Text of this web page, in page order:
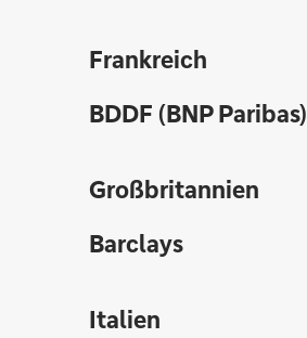
Frankreich
BDDF (BNP Paribas)
Großbritannien
Barclays
Italien